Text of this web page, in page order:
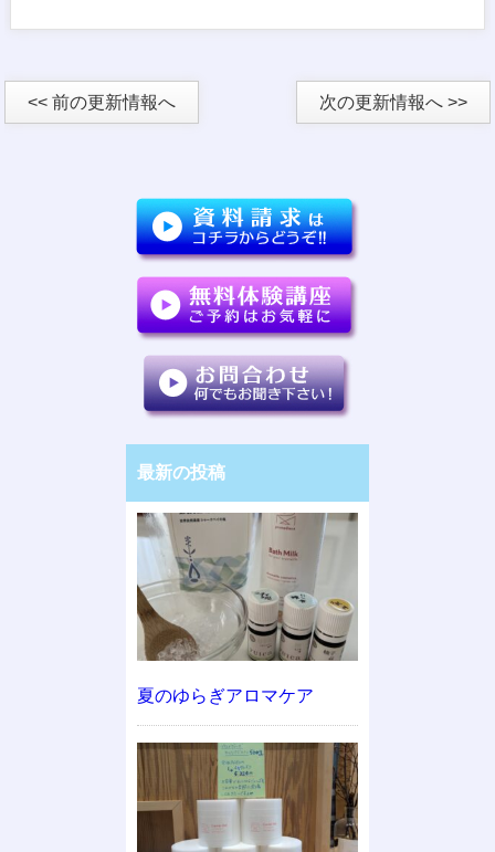
<< 前の更新情報へ 次の更新情報へ >>
最新の投稿
夏のゆらぎアロマケア